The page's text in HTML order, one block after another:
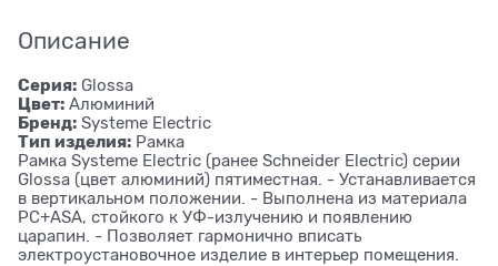
Описание
Серия: Glossa
Цвет: Алюминий
Бренд: Systeme Electric
Тип изделия: Рамка
Рамка Systeme Electric (ранее Schneider Electric) серии
Glossa (цвет алюминий) пятиместная. - Устанавливается
в вертикальном положении. - Выполнена из материала
PС+ASA, стойкого к УФ-излучению и появлению
царапин. - Позволяет гармонично вписать
электроустановочное изделие в интерьер помещения.